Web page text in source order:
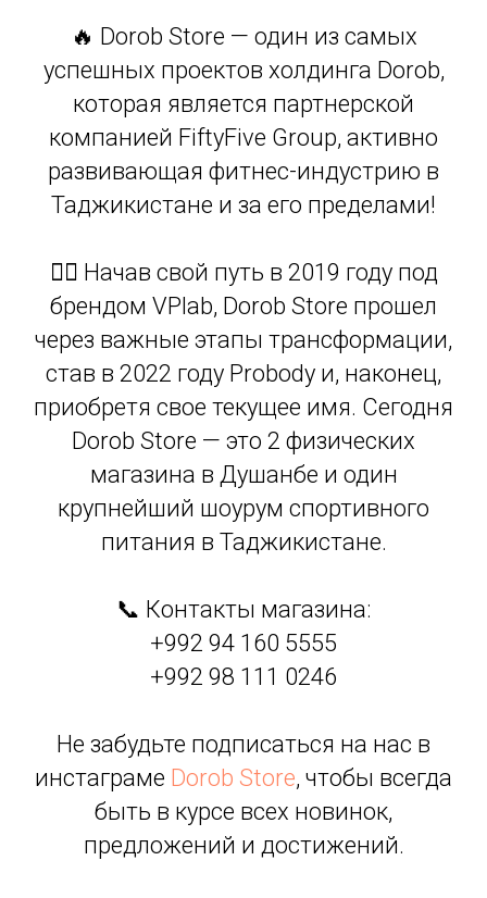
🔥 Dorob Store — один из самых
успешных проектов холдинга Dorob,
которая является партнерской
компанией FiftyFive Group, активно
развивающая фитнес-индустрию в
Таджикистане и за его пределами!
🏋️‍♂️ Начав свой путь в 2019 году под
брендом VPlab, Dorob Store прошел
через важные этапы трансформации,
став в 2022 году Probody и, наконец,
приобретя свое текущее имя. Сегодня
Dorob Store — это 2 физических
магазина в Душанбе и один
крупнейший шоурум спортивного
питания в Таджикистане.
📞 Контакты магазина:
+992 94 160 5555
+992 98 111 0246
Не забудьте подписаться на нас в
инстаграме Dorob Store, чтобы всегда
быть в курсе всех новинок,
предложений и достижений.